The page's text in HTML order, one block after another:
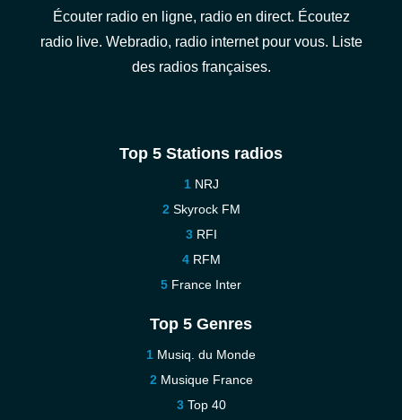
Écouter radio en ligne, radio en direct. Écoutez
radio live. Webradio, radio internet pour vous. Liste
des radios françaises.
Top 5 Stations radios
NRJ
Skyrock FM
RFI
RFM
France Inter
Top 5 Genres
Musiq. du Monde
Musique France
Top 40